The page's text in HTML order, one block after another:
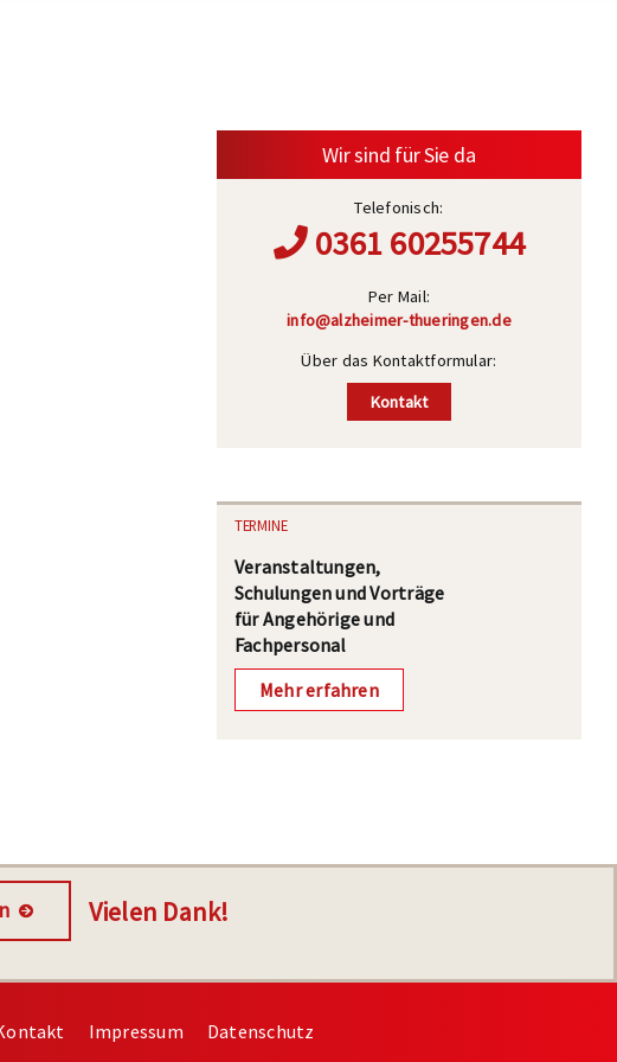
Wir sind für Sie da
Telefonisch:
0361 60255744
Per Mail:
info@alzheimer-thueringen.de
Über das Kontaktformular:
Kontakt
TERMINE
Veranstaltungen,
Schulungen und Vorträge
für Angehörige und
Fachpersonal
Mehr erfahren
Vielen Dank!
Impressum Datenschutz